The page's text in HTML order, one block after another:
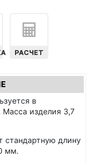
РАСЧЕТ
ВКЛАДКА)
в
изделия 3,7
стандартную длину
мм.